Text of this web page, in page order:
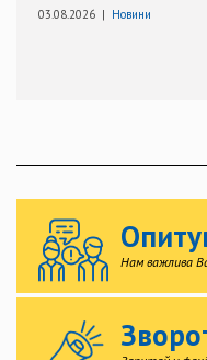
03.08.2026 | Новини
Нам важлива